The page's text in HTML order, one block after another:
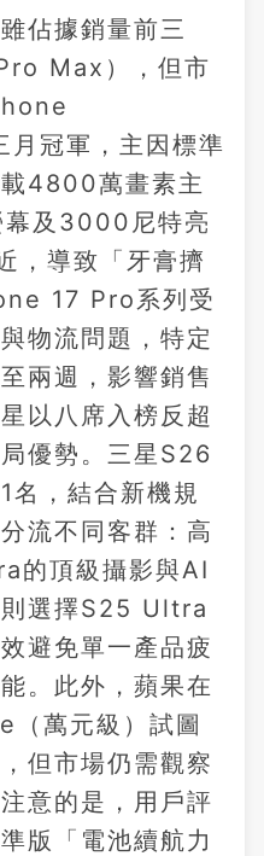
佔據銷量前三
Max），但市
冠軍，主因標準
4800萬畫素主
及3000尼特亮
，導致「牙膏擠
17 Pro系列受
物流問題，特定
兩週，影響銷售
以八席入榜反超
優勢。三星S26
名，結合新機規
流不同客群：高
的頂級攝影與AI
選擇S25 Ultra
避免單一產品疲
。此外，蘋果在
萬元級）試圖
但市場仍需觀察
意的是，用戶評
版「電池續航力